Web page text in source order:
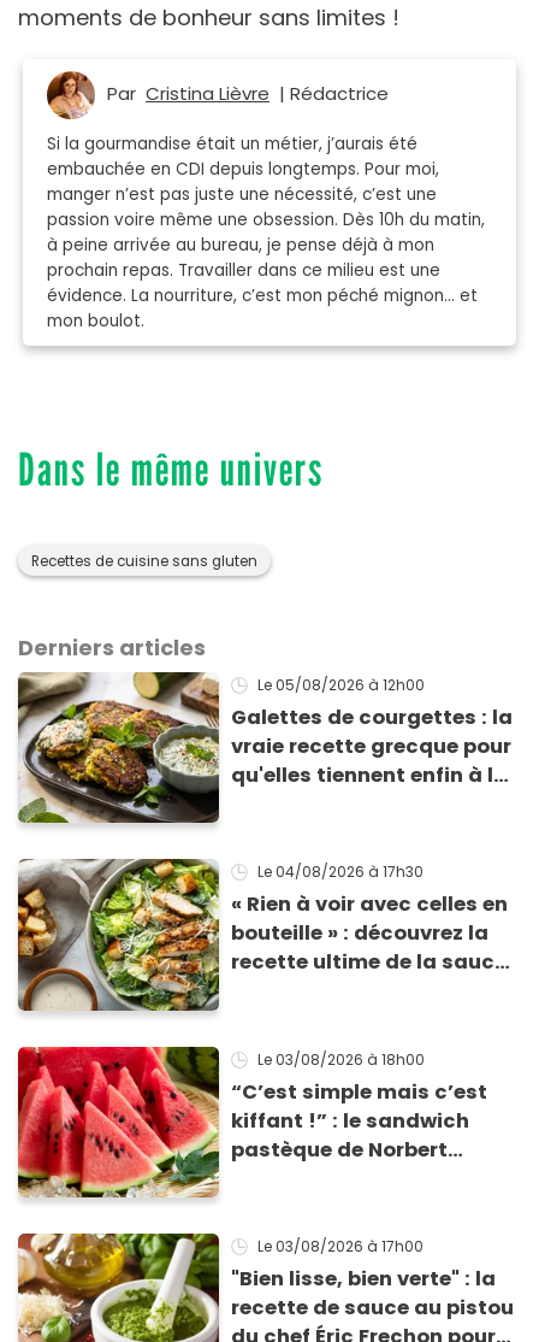
moments de bonheur sans limites !
Par Cristina Lièvre | Rédactrice
Si la gourmandise était un métier, j’aurais été
embauchée en CDI depuis longtemps. Pour moi,
manger n’est pas juste une nécessité, c’est une
passion voire même une obsession. Dès 10h du matin,
à peine arrivée au bureau, je pense déjà à mon
prochain repas. Travailler dans ce milieu est une
évidence. La nourriture, c’est mon péché mignon… et
mon boulot.
Dans le même univers
Recettes de cuisine sans gluten
Derniers articles
Le 05/08/2026 à 12h00
Galettes de courgettes : la
vraie recette grecque pour
qu'elles tiennent enfin à la
Le 04/08/2026 à 17h30
« Rien à voir avec celles en
bouteille » : découvrez la
recette ultime de la sauce
Le 03/08/2026 à 18h00
“C’est simple mais c’est
kiffant !” : le sandwich
pastèque de Norbert
Le 03/08/2026 à 17h00
"Bien lisse, bien verte" : la
recette de sauce au pistou